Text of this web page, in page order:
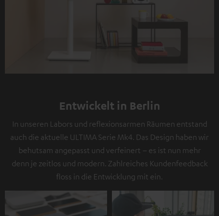
Entwickelt in Berlin
In unseren Labors und reflexionsarmen Räumen entstand
auch die aktuelle ULTIMA Serie Mk4. Das Design haben wir
behutsam angepasst und verfeinert – es ist nun mehr
denn je zeitlos und modern. Zahlreiches Kundenfeedback
floss in die Entwicklung mit ein.